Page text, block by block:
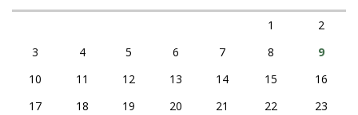
1
2
3
4 5 6 7 8
9
10
11 12 13 14 15
16
17
18 19 20 21 22
23